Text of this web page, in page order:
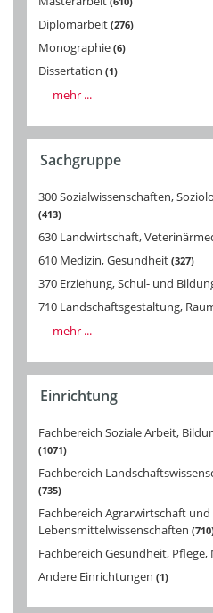
Diplomarbeit 276
Monographie 6
Dissertation 1
mehr ...
Sachgruppe
300 Sozialwissenschaften,
413
630 Landwirtschaft,
610 Medizin, Gesundheit 327
370 Erziehung, Schul- und
710 Landschaftsgestaltung,
mehr ...
Einrichtung
Fachbereich Soziale Arbeit,
1071
Fachbereich
735
Fachbereich Agrarwirtschaft und
Lebensmittelwissenschaften 710
Fachbereich Gesundheit,
Andere Einrichtungen 1